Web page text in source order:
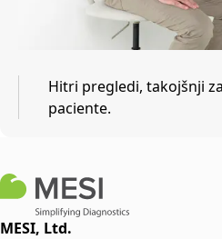
Hitri pregledi, takojšnji
paciente.
MESI, Ltd.